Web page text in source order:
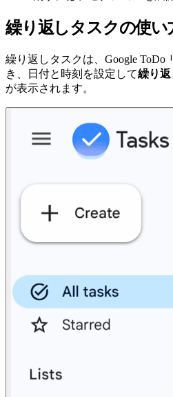
繰り返しタスクの使い
繰り返しタスクは、Google
き、日付と時刻を設定して繰り返
が表示されます。